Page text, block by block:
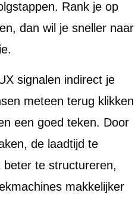
Rank je op
dan wil je sneller naar
signalen indirect je
meteen terug klikken
een goed teken. Door
de laadtijd te
te structureren,
makkelijker